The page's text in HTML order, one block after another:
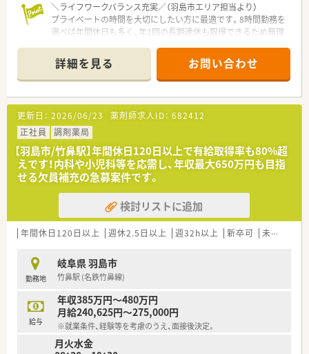
＼ライフワークバランス充実／（羽島市エリア担当より）
プライベートの時間を大切にしたい方に最適です。8時間勤務を
選べば年間休日も多く、年1回の長期連休も取得できるため無理
【店舗情報と応需状況について】
■竹鼻駅から徒歩9分とアクセスが良好で、近隣医療機関からの
面処方を1日平均40枚から50枚ほど応需しています。
■平日はもちろん土曜日も13時まで開局しており、居宅や施設
といった在宅業務にも力を入れている地域密着型の店舗です。
■現在は常勤1名とパート3名の薬剤師に加え、医療事務も配置
されているため調剤業務にしっかりと専念できる環境です。
【職場環境と雰囲気】
■1日の処方箋枚数がそこまで多くないため、患者様お一人おひ
とりとじっくり向き合いながら丁寧な服薬指導が行える環境で
■休憩室には畳の上でリラックスできる空間が設けられており、
従業員がしっかり休養を取れるように配慮された優しい職場で
■最新の機械設備と医療事務の充実したサポート体制により、ひ
と月あたりの調剤過誤率は0.02%程度と非常に低い水準です。
【やりがい/おすすめポイント】
■成長中の企業だからこそ管理ポストが豊富にあり、頑張り次第
でスピーディーな昇格と年収アップを実現できるのが大きな魅
力です。
■社員割引制度により日用品などを5%オフで購入できるほか、
詳細を見る お問い合わせ
更新日： 2026/06/23 薬剤師求人ID： 682412
正社員
調剤薬局
【羽島市/竹鼻駅】年間休日120日以上で有給取得率も80%超
えです！内科や小児科等を応需し、年収最大650万円も目指
せる欠員補充の急募案件です。
検討リストに追加
年間休日120日以上 週休2.5日以上 週32h以上 新卒可 未経験可
勤務地
岐阜県 羽島市
竹鼻駅 (名鉄竹鼻線)
給与
年収385万円～480万円
月給240,625円～275,000円
※就業条件、経験等を考慮のうえ、面接後決定。
月火水金